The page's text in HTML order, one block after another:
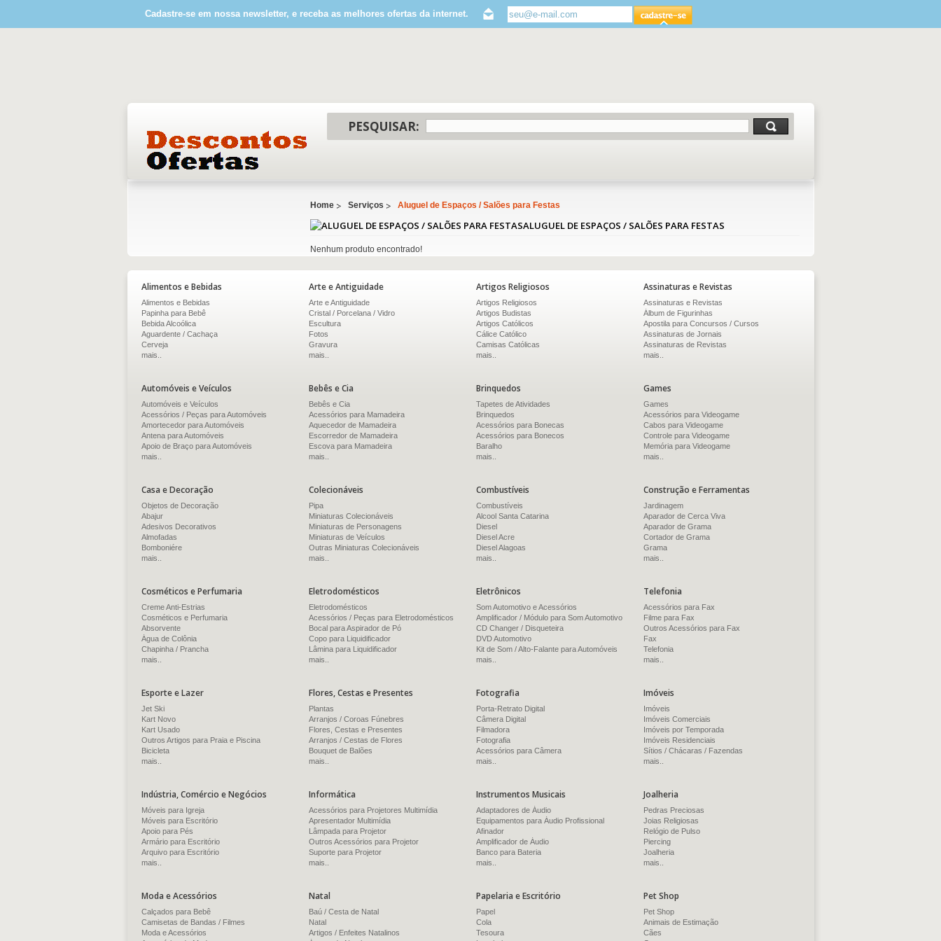
Cadastre-se em nossa newsletter, e receba as melhores ofertas da internet.
PESQUISAR:
Home Serviços Aluguel de Espaços / Salões para Festas
ALUGUEL DE ESPAÇOS / SALÕES PARA FESTAS
Nenhum produto encontrado!
Alimentos e Bebidas
Alimentos e Bebidas
Papinha para Bebê
Bebida Alcoólica
Aguardente / Cachaça
Cerveja
mais..
Arte e Antiguidade
Arte e Antiguidade
Cristal / Porcelana / Vidro
Escultura
Fotos
Gravura
mais..
Artigos Religiosos
Artigos Religiosos
Artigos Budistas
Artigos Católicos
Cálice Católico
Camisas Católicas
mais..
Assinaturas e Revistas
Assinaturas e Revistas
Álbum de Figurinhas
Apostila para Concursos / Cursos
Assinaturas de Jornais
Assinaturas de Revistas
mais..
Automóveis e Veículos
Automóveis e Veículos
Acessórios / Peças para Automóveis
Amortecedor para Automóveis
Antena para Automóveis
Apoio de Braço para Automóveis
mais..
Bebês e Cia
Bebês e Cia
Acessórios para Mamadeira
Aquecedor de Mamadeira
Escorredor de Mamadeira
Escova para Mamadeira
mais..
Brinquedos
Tapetes de Atividades
Brinquedos
Acessórios para Bonecas
Acessórios para Bonecos
Baralho
mais..
Games
Games
Acessórios para Videogame
Cabos para Videogame
Controle para Videogame
Memória para Videogame
mais..
Casa e Decoração
Objetos de Decoração
Abajur
Adesivos Decorativos
Almofadas
Bomboniére
mais..
Colecionáveis
Pipa
Miniaturas Colecionáveis
Miniaturas de Personagens
Miniaturas de Veículos
Outras Miniaturas Colecionáveis
mais..
Combustíveis
Combustíveis
Alcool Santa Catarina
Diesel
Diesel Acre
Diesel Alagoas
mais..
Construção e Ferramentas
Jardinagem
Aparador de Cerca Viva
Aparador de Grama
Cortador de Grama
Grama
mais..
Cosméticos e Perfumaria
Creme Anti-Estrias
Cosméticos e Perfumaria
Absorvente
Água de Colônia
Chapinha / Prancha
mais..
Eletrodomésticos
Eletrodomésticos
Acessórios / Peças para Eletrodomésticos
Bocal para Aspirador de Pó
Copo para Liquidificador
Lâmina para Liquidificador
mais..
Eletrônicos
Som Automotivo e Acessórios
Amplificador / Módulo para Som Automotivo
CD Changer / Disqueteira
DVD Automotivo
Kit de Som / Alto-Falante para Automóveis
mais..
Telefonia
Acessórios para Fax
Filme para Fax
Outros Acessórios para Fax
Fax
Telefonia
mais..
Esporte e Lazer
Jet Ski
Kart Novo
Kart Usado
Outros Artigos para Praia e Piscina
Bicicleta
mais..
Flores, Cestas e Presentes
Plantas
Arranjos / Coroas Fúnebres
Flores, Cestas e Presentes
Arranjos / Cestas de Flores
Bouquet de Balões
mais..
Fotografia
Porta-Retrato Digital
Câmera Digital
Filmadora
Fotografia
Acessórios para Câmera
mais..
Imóveis
Imóveis
Imóveis Comerciais
Imóveis por Temporada
Imóveis Residenciais
Sítios / Chácaras / Fazendas
mais..
Indústria, Comércio e Negócios
Móveis para Igreja
Móveis para Escritório
Apoio para Pés
Armário para Escritório
Arquivo para Escritório
mais..
Informática
Acessórios para Projetores Multimídia
Apresentador Multimídia
Lâmpada para Projetor
Outros Acessórios para Projetor
Suporte para Projetor
mais..
Instrumentos Musicais
Adaptadores de Áudio
Equipamentos para Áudio Profissional
Afinador
Amplificador de Áudio
Banco para Bateria
mais..
Joalheria
Pedras Preciosas
Joias Religiosas
Relógio de Pulso
Piercing
Joalheria
mais..
Moda e Acessórios
Calçados para Bebê
Camisetas de Bandas / Filmes
Moda e Acessórios
Natal
Baú / Cesta de Natal
Natal
Artigos / Enfeites Natalinos
Papelaria e Escritório
Papel
Cola
Tesoura
Pet Shop
Pet Shop
Animais de Estimação
Cães